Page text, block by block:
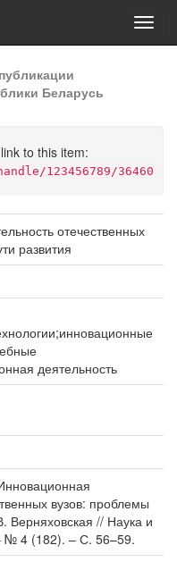
Беларусь
to this item:
123456789/36460
отечественных
развития
деятельность
вузов: проблемы
Верняховская // Наука и
№ 4 (182). – С. 56–59.